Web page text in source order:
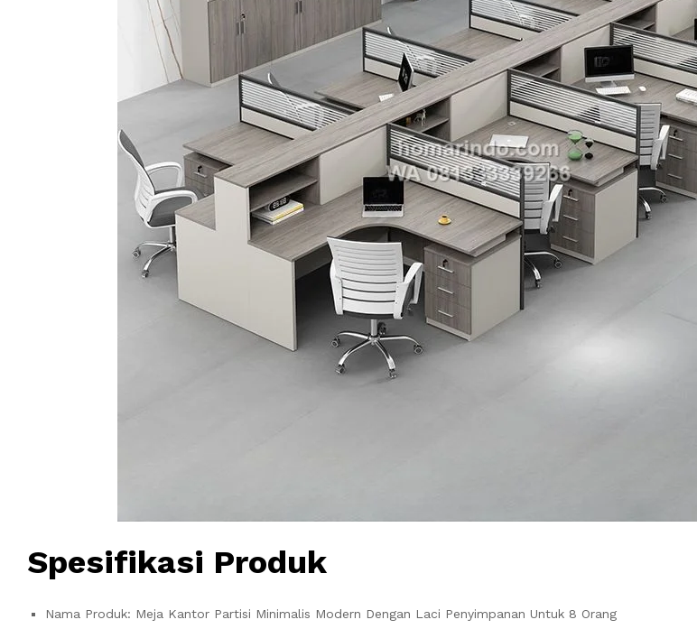
Spesifikasi Produk
Nama Produk: Meja Kantor Partisi Minimalis Modern Dengan Laci Penyimpanan Untuk 8 Orang